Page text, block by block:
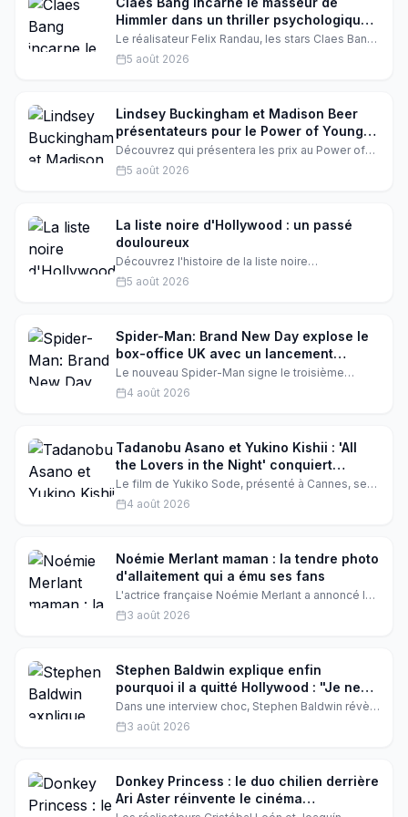
Himmler dans un thriller psychologique
à Locarno
Le réalisateur Felix Randau, les stars Claes Bang,
Valerie Pachner et Susanne Wuest dévoilent les
coulisses de 'I Is Another', un film qui explore la
d'Heinrich Himmler.
5 août 2026
Lindsey Buckingham et Madison Beer
présentateurs pour le Power of Young
Hollywood
Découvrez qui présentera les prix au Power of
Young Hollywood cette année. Lindsey
Buckingham et Madison Beer sont parmi les
5 août 2026
La liste noire d'Hollywood : un passé
douloureux
Découvrez l'histoire de la liste noire
d'Hollywood, un épisode sombre de l'histoire du
cinéma américain. Une nouvelle rétrospective au
5 août 2026
Spider-Man: Brand New Day explose le
box-office UK avec un lancement
historique à 36,4 millions de livres
Le nouveau Spider-Man signe le troisième
meilleur démarrage de l'histoire au Royaume-Uni
et en Irlande, avec 36,4 millions de livres
blockbusters de tous les temps.
4 août 2026
Tadanobu Asano et Yukino Kishii : 'All
the Lovers in the Night' conquiert
l'Amérique du Nord
Le film de Yukiko Sode, présenté à Cannes, sera
bientôt dans les salles américaines et
canadiennes. Une consécration pour le couple
4 août 2026
Noémie Merlant maman : la tendre photo
d'allaitement qui a ému ses fans
L'actrice française Noémie Merlant a annoncé la
naissance de son premier enfant avec une photo
d'allaitement pleine de douceur. Une nouvelle
3 août 2026
Stephen Baldwin explique enfin
pourquoi il a quitté Hollywood : "Je ne
voulais pas être Tom Cruise"
Dans une interview choc, Stephen Baldwin révèle
les vraies raisons de son départ d'Hollywood.
L'acteur de Usual Suspects avoue avoir refusé
confession inattendue qui éclaire sa carrière en
dents de scie.
3 août 2026
Donkey Princess : le duo chilien derrière
Ari Aster réinvente le cinéma